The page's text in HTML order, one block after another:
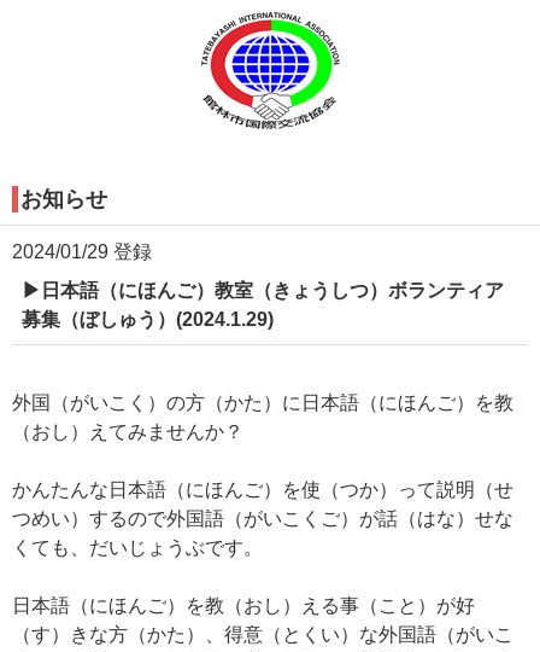
お知らせ
2024/01/29 登録
▶日本語（にほんご）教室（きょうしつ）ボランティア
募集（ぼしゅう）(2024.1.29)
外国（がいこく）の方（かた）に日本語（にほんご）を教
（おし）えてみませんか？
かんたんな日本語（にほんご）を使（つか）って説明（せ
つめい）するので外国語（がいこくご）が話（はな）せな
くても、だいじょうぶです。
日本語（にほんご）を教（おし）える事（こと）が好
（す）きな方（かた）、得意（とくい）な外国語（がいこ